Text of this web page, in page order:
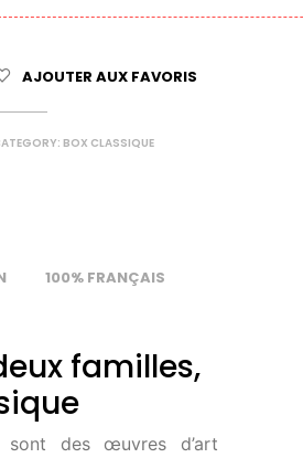
AJOUTER AUX FAVORIS
BOX CLASSIQUE
100% FRANÇAIS
familles,
des œuvres d’art